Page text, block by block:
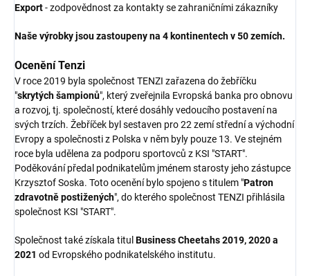
Export- zodpovědnost za kontakty se zahraničními zákazníky
Naše výrobky jsou zastoupeny na 4 kontinentech v 50 zemích.
Ocenění Tenzi
V roce 2019 byla společnost TENZI zařazena do žebříčku
"skrytých šampionů", který zveřejnila Evropská banka pro obnovu
a rozvoj, tj. společností, které dosáhly vedoucího postavení na
svých trzích. Žebříček byl sestaven pro 22 zemí střední a východní
Evropy a společnosti z Polska v něm byly pouze 13. Ve stejném
roce byla udělena za podporu sportovců z KSI "START".
Poděkování předal podnikatelům jménem starosty jeho zástupce
Krzysztof Soska. Toto ocenění bylo spojeno s titulem "Patron
zdravotně postižených", do kterého společnost TENZI přihlásila
společnost KSI "START".
Společnost také získala titul Business Cheetahs 2019, 2020 a
2021 od Evropského podnikatelského institutu.